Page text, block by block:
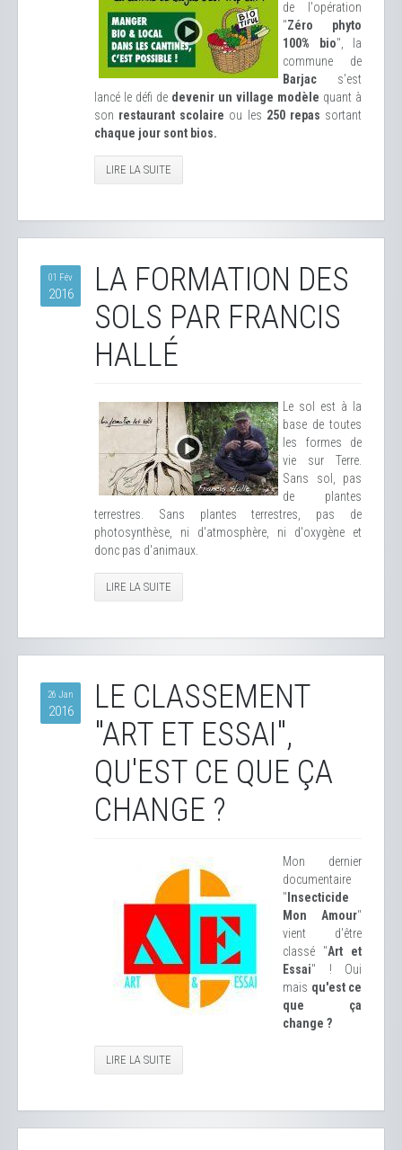
de l'opération
"Zéro phyto
100% bio", la
commune de
Barjac s'est
lancé le défi de devenir un village modèle quant à
son restaurant scolaire ou les 250 repas sortant
chaque jour sont bios.
LIRE LA SUITE
01 Fév
2016
LA FORMATION DES
SOLS PAR FRANCIS
HALLÉ
Le sol est à la
base de toutes
les formes de
vie sur Terre.
Sans sol, pas
de plantes
terrestres. Sans plantes terrestres, pas de
photosynthèse, ni d'atmosphère, ni d'oxygène et
donc pas d'animaux.
LIRE LA SUITE
26 Jan
2016
LE CLASSEMENT
"ART ET ESSAI",
QU'EST CE QUE ÇA
CHANGE ?
Mon dernier
documentaire
" Insecticide
Mon Amour"
vient d'être
classé "Art et
Essai" ! Oui
mais qu'est ce
que ça
change ?
LIRE LA SUITE